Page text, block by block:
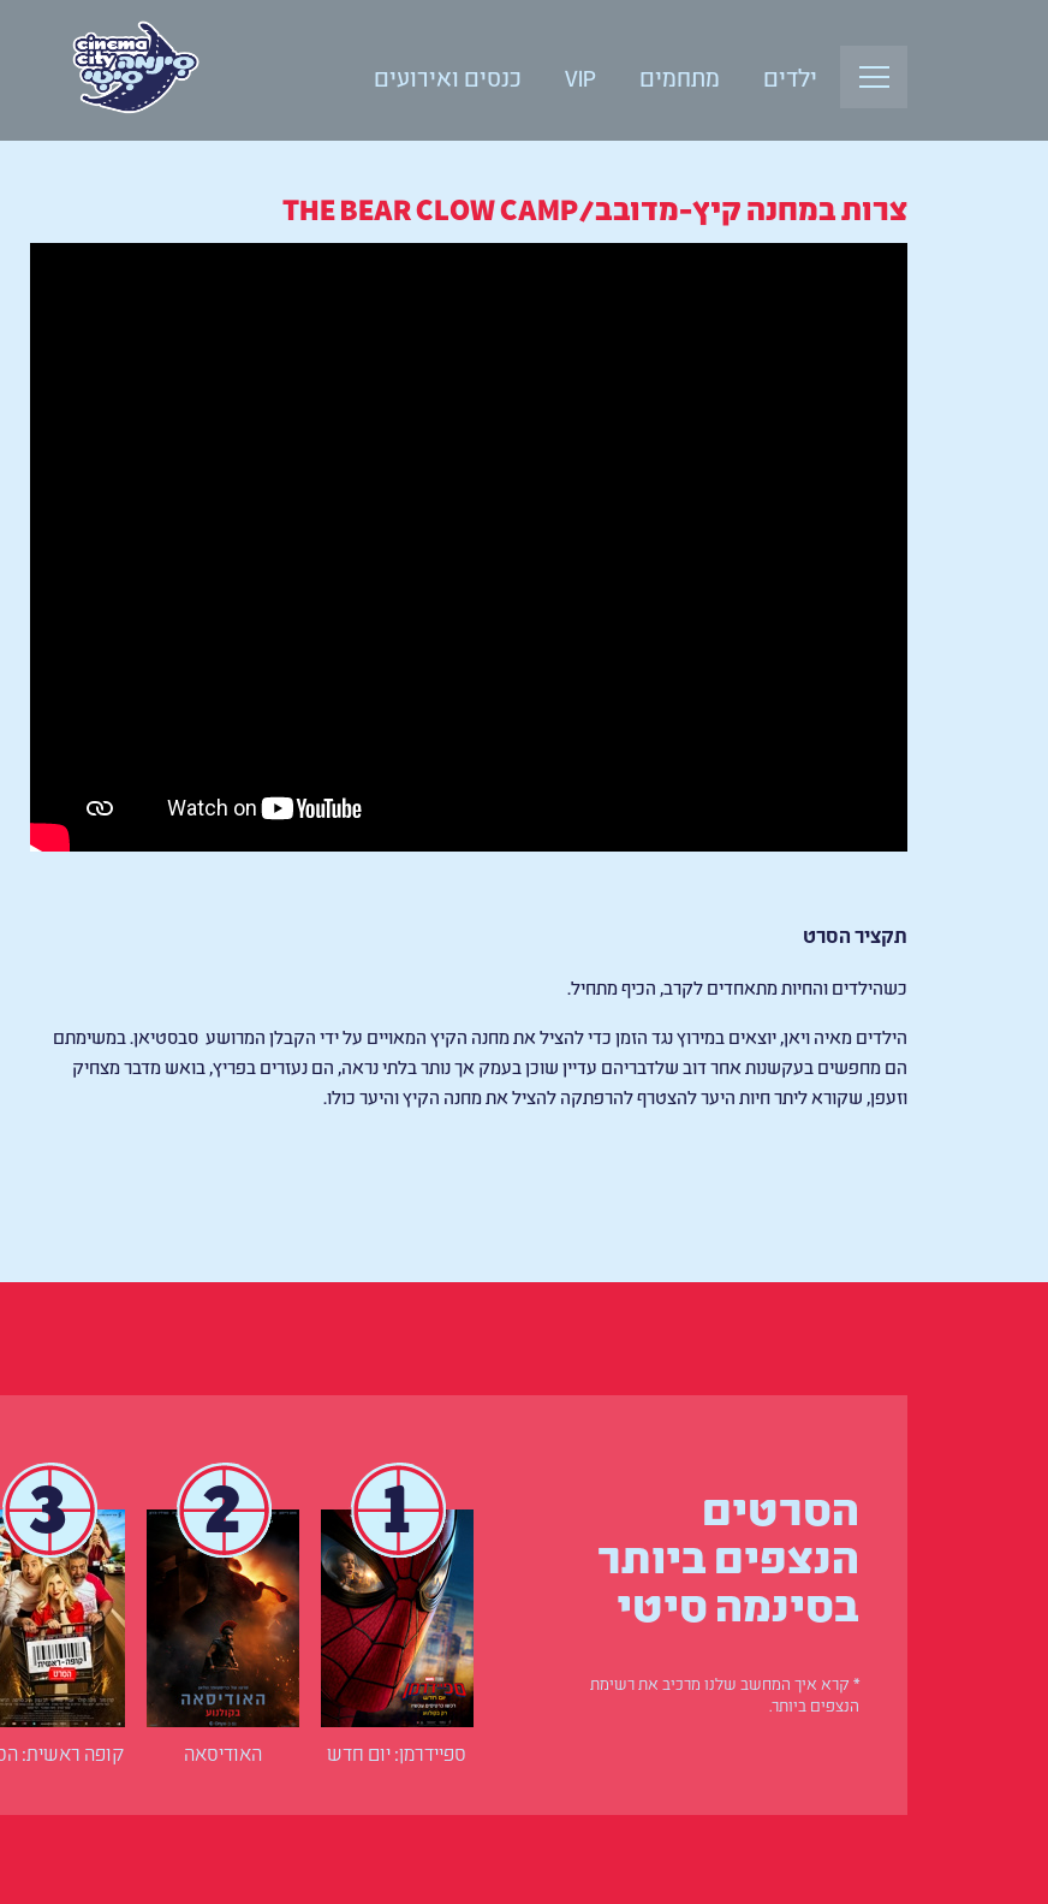
ילדים מתחמים VIP כנסים ואירועים
צרות במחנה קיץ-מדובב/THE BEAR CLOW CAMP
תקציר הסרט
כשהילדים והחיות מתאחדים לקרב, הכיף מתחיל.
הילדים מאיה ויאן, יוצאים במירוץ נגד הזמן כדי להציל את מחנה הקיץ המאויים על ידי הקבלן המרושע סבסטיאן. במשימתם
הם מחפשים בעקשנות אחר דוב שלדבריהם עדיין שוכן בעמק אך נותר בלתי נראה, הם נעזרים בפריץ, בואש מדבר מצחיק
וזעפן, שקורא ליתר חיות היער להצטרף להרפתקה להציל את מחנה הקיץ והיער כולו.
הסרטים
הנצפים ביותר
בסינמה סיטי
* קרא איך המחשב שלנו מרכיב את רשימת
הנצפים ביותר.
1
ספיידרמן: יום חדש
2
האודיסאה
3
קופה ראשית: